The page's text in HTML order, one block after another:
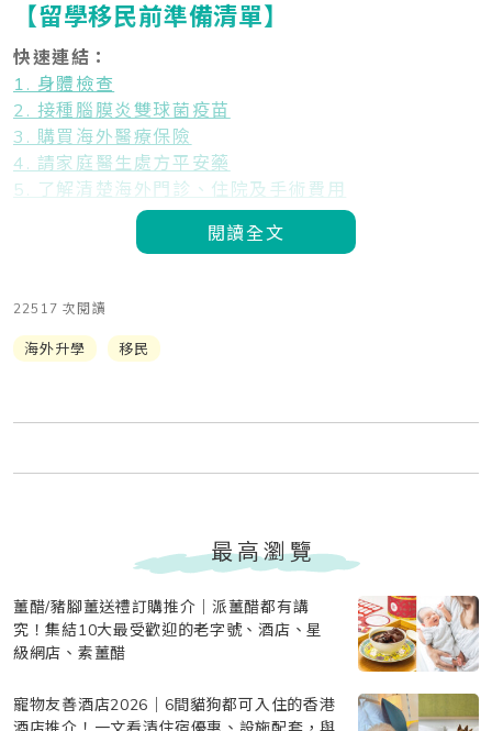
【留學移民前準備清單】
快速連結：
1. 身體檢查
2. 接種腦膜炎雙球菌疫苗
3. 購買海外醫療保險
4. 請家庭醫生處方平安藥
5. 了解清楚海外門診、住院及手術費用
閱讀全文
22517 次閱讀
海外升學 移民
最高瀏覽
薑醋/豬腳薑送禮訂購推介｜派薑醋都有講
究！集結10大最受歡迎的老字號、酒店、星
級網店、素薑醋
寵物友善酒店2026｜6間貓狗都可入住的香港